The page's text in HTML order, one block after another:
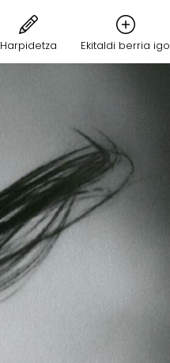
Harpidetza Ekitaldi berria igo